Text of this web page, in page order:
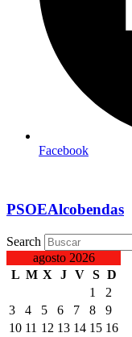
Facebook
PSOEAlcobendas
Search
agosto 2026
L M X J V S D
1
2
3
4 5 6 7 8
9
10 11 12 13 14 15 16